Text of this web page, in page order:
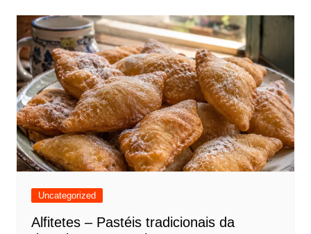
Uncategorized
Alfitetes – Pastéis tradicionais da